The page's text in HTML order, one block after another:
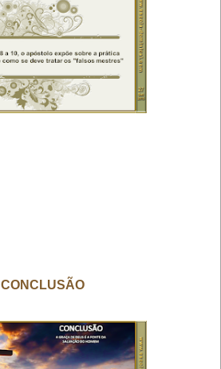
CONCLUSÃO